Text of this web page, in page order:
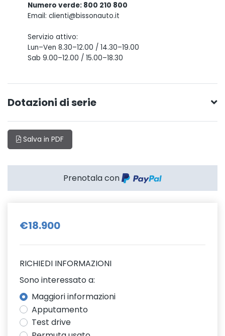
Numero verde: 800 210 800
Email: clienti@bissonauto.it
Servizio attivo:
Lun–Ven 8.30–12.00 / 14.30–19.00
Sab 9.00–12.00 / 15.00–18.30
Dotazioni di serie
Salva in PDF
Prenotala con
€18.900
RICHIEDI INFORMAZIONI
Sono interessato a:
Maggiori informazioni
Apputamento
Test drive